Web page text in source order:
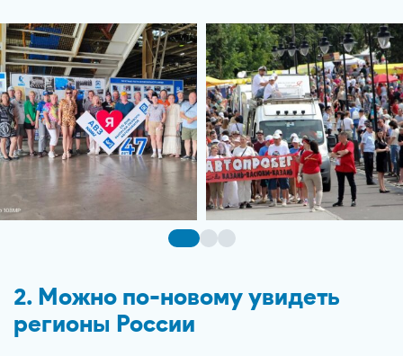
2. Можно по-новому увидеть
регионы России